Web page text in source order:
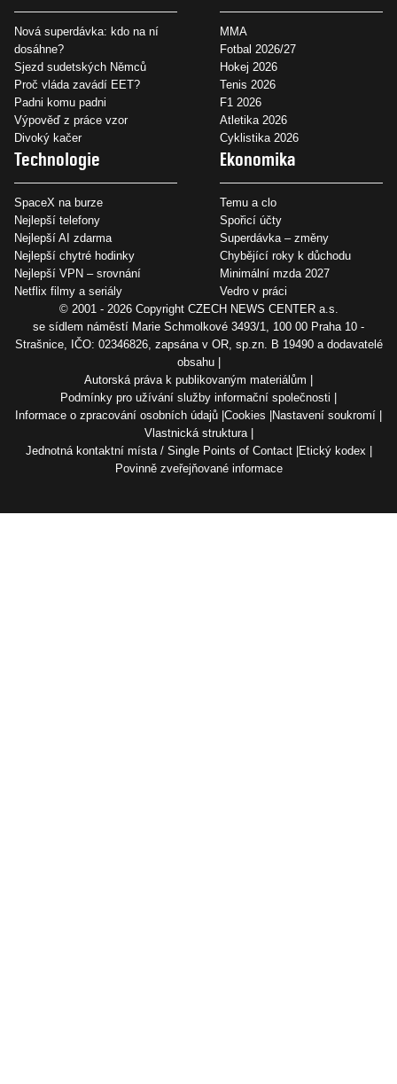
Nová superdávka: kdo na ní
dosáhne?
Sjezd sudetských Němců
Proč vláda zavádí EET?
Padni komu padni
Výpověď z práce vzor
Divoký kačer
MMA
Fotbal 2026/27
Hokej 2026
Tenis 2026
F1 2026
Atletika 2026
Cyklistika 2026
Technologie
SpaceX na burze
Nejlepší telefony
Nejlepší AI zdarma
Nejlepší chytré hodinky
Nejlepší VPN – srovnání
Netflix filmy a seriály
Ekonomika
Temu a clo
Spořicí účty
Superdávka – změny
Chybějící roky k důchodu
Minimální mzda 2027
Vedro v práci
© 2001 - 2026 Copyright CZECH NEWS CENTER a.s.
se sídlem náměstí Marie Schmolkové 3493/1, 100 00 Praha 10 -
Strašnice, IČO: 02346826, zapsána v OR, sp.zn. B 19490 a dodavatelé
obsahu
Autorská práva k publikovaným materiálům
Podmínky pro užívání služby informační společnosti
Informace o zpracování osobních údajů Cookies Nastavení soukromí
Vlastnická struktura
Jednotná kontaktní místa / Single Points of Contact Etický kodex
Povinně zveřejňované informace